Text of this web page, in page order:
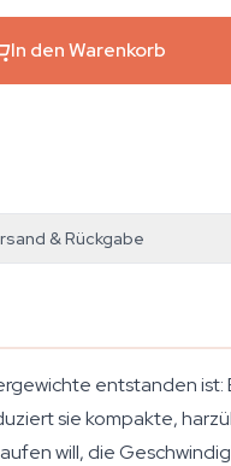
In den Warenkorb
& Rückgabe
entstanden ist:
sie kompakte,
will, die